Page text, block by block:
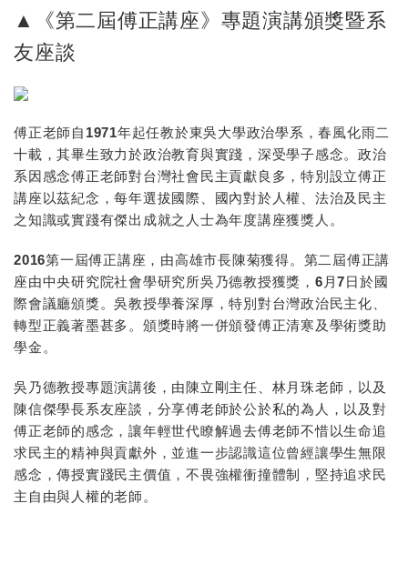
p
i
▲《第二屆傅正講座》專題演講頒獎暨系
友座談
傅正老師自1971年起任教於東吳大學政治學系，春風化雨二
十載，其畢生致力於政治教育與實踐，深受學子感念。政治
系因感念傅正老師對台灣社會民主貢獻良多，特別設立傅正
講座以茲紀念，每年選拔國際、國內對於人權、法治及民主
之知識或實踐有傑出成就之人士為年度講座獲獎人。
2016第一屆傅正講座，由高雄市長陳菊獲得。第二屆傅正講
座由中央研究院社會學研究所吳乃德教授獲獎，6月7日於國
際會議廳頒獎。吳教授學養深厚，特別對台灣政治民主化、
轉型正義著墨甚多。頒獎時將一併頒發傅正清寒及學術獎助
學金。
吳乃德教授專題演講後，由陳立剛主任、林月珠老師，以及
陳信傑學長系友座談，分享傅老師於公於私的為人，以及對
傅正老師的感念，讓年輕世代瞭解過去傅老師不惜以生命追
求民主的精神與貢獻外，並進一步認識這位曾經讓學生無限
感念，傳授實踐民主價值，不畏強權衝撞體制，堅持追求民
主自由與人權的老師。